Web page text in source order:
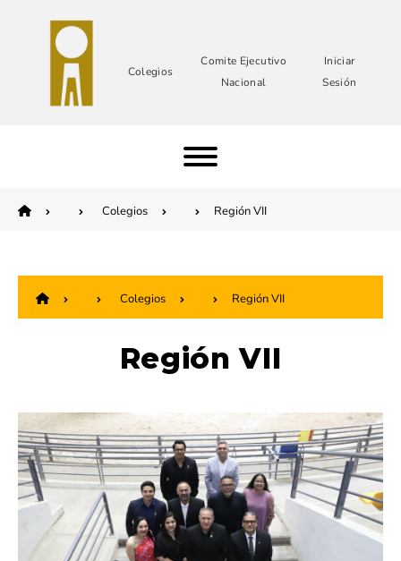
Colegios
Comite Ejecutivo
Nacional
Iniciar
Sesión
Colegios Región VII
Colegios Región VII
Región VII